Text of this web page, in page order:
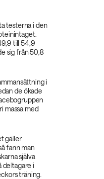
testerna i den
till 54,9
sig från 50,8
i
de ökade
massa med
gäller
fann man
själva
deltagare i
träning.